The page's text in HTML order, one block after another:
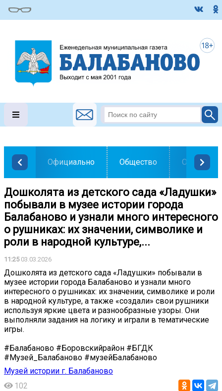
Официально Общество
Дошколята из детского сада «Ладушки»
побывали в музее истории города
Балабаново и узнали много интересного
о рушниках: их значении, символике и
роли в народной культуре,...
11:2503.03.2026
Дошколята из детского сада «Ладушки» побывали в
музее истории города Балабаново и узнали много
интересного о рушниках: их значении, символике и роли
в народной культуре, а также «создали» свои рушники
используя яркие цвета и разнообразные узоры. Они
выполняли задания на логику и играли в тематические
игры.
#Балабаново #Боровскийрайон #БГДК
#Музей_Балабаново #музейБалабаново
Музей истории г. Балабаново
102